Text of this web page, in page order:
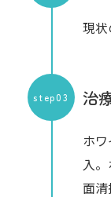
現状
治
step03
ホ
入
面清